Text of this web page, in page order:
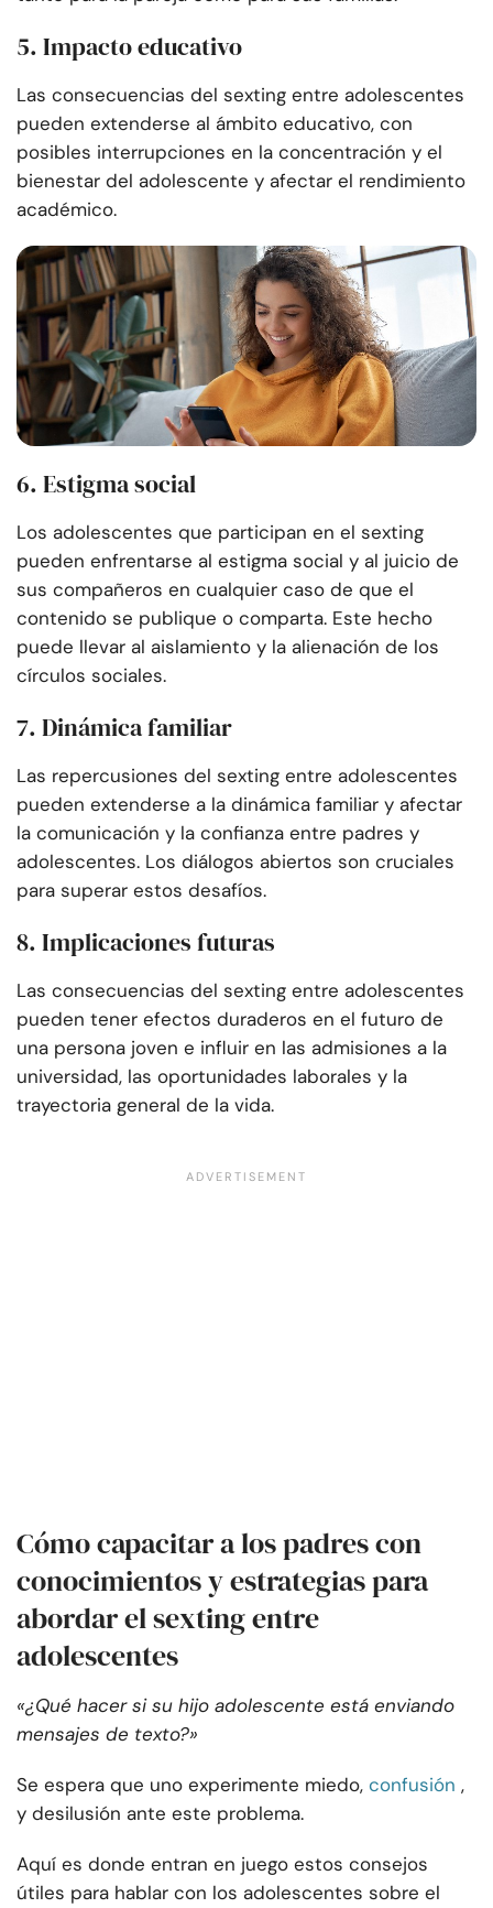
5. Impacto educativo
Las consecuencias del sexting entre adolescentes
pueden extenderse al ámbito educativo, con
posibles interrupciones en la concentración y el
bienestar del adolescente y afectar el rendimiento
académico.
6. Estigma social
Los adolescentes que participan en el sexting
pueden enfrentarse al estigma social y al juicio de
sus compañeros en cualquier caso de que el
contenido se publique o comparta. Este hecho
puede llevar al aislamiento y la alienación de los
círculos sociales.
7. Dinámica familiar
Las repercusiones del sexting entre adolescentes
pueden extenderse a la dinámica familiar y afectar
la comunicación y la confianza entre padres y
adolescentes. Los diálogos abiertos son cruciales
para superar estos desafíos.
8. Implicaciones futuras
Las consecuencias del sexting entre adolescentes
pueden tener efectos duraderos en el futuro de
una persona joven e influir en las admisiones a la
universidad, las oportunidades laborales y la
trayectoria general de la vida.
Cómo capacitar a los padres con
conocimientos y estrategias para
abordar el sexting entre
adolescentes
«¿Qué hacer si su hijo adolescente está enviando
mensajes de texto?»
Se espera que uno experimente miedo, confusión ,
y desilusión ante este problema.
Aquí es donde entran en juego estos consejos
útiles para hablar con los adolescentes sobre el